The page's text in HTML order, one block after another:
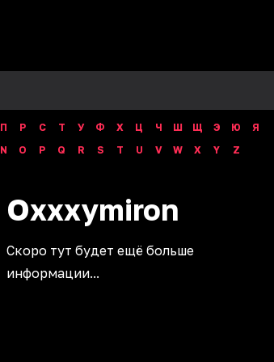
П Р С Т У Ф Х Ц Ч Ш Щ Э Ю
Я
N O P Q R S T U V W X Y Z
Oxxxymiron
Скоро тут будет ещё больше
информации...